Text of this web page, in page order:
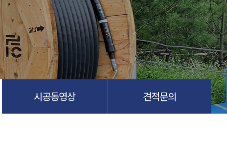
시공동영상 견적문의